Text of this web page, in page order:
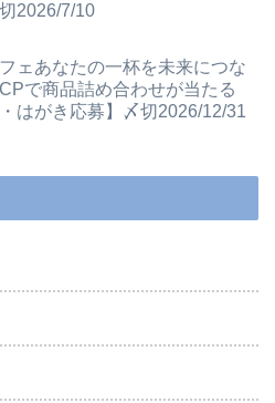
2026/7/10
ェあなたの一杯を未来につな
で商品詰め合わせが当たる
・はがき応募】〆切2026/12/31